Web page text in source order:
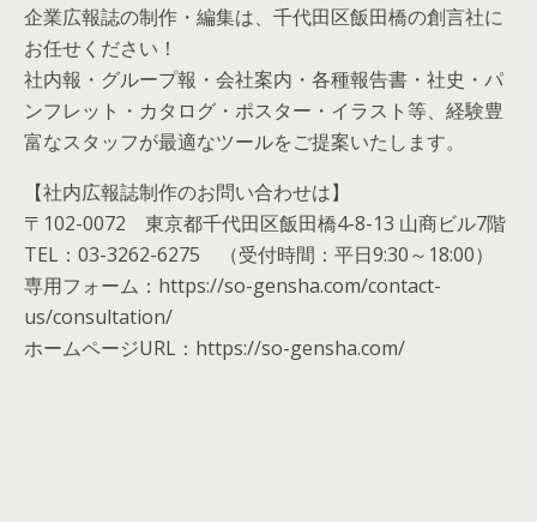
企業広報誌の制作・編集は、千代田区飯田橋の創言社に
お任せください！
社内報・グループ報・会社案内・各種報告書・社史・パ
ンフレット・カタログ・ポスター・イラスト等、経験豊
富なスタッフが最適なツールをご提案いたします。
【社内広報誌制作のお問い合わせは】
〒102-0072 東京都千代田区飯田橋4-8-13 山商ビル7階
TEL：03-3262-6275 （受付時間：平日9:30～18:00）
専用フォーム：https://so-gensha.com/contact-
us/consultation/
ホームページURL：https://so-gensha.com/